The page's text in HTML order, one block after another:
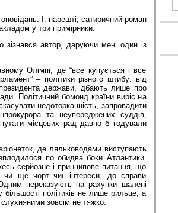
І, нарешті, сатиричний роман
у три примірники.
автор, даруючи мені один із
Олімпі, де “все купується і все
– політики різного штибу: від
президента держави, дбають лише про
Політичний бомонд країни виріс на
недоторканність, запровадити
та неупереджених суддів,
місцевих рад давно б годували
де ляльководами виступають
по обидва боки Атлантики.
серйозне і принципове питання, що
чи ще чорті-чиї інтереси, до справи
переказують на рахунки шалені
політиків не лише рильце, а
зовсім не тяжко.